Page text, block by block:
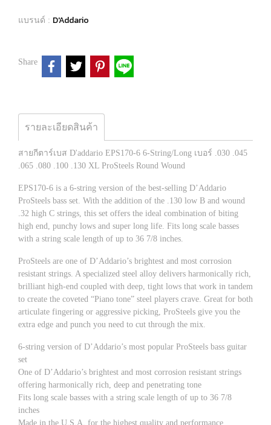
แบรนด์ : D'Addario
Share
รายละเอียดสินค้า
สายกีตาร์เบส D'addario EPS170-6 6-String/Long เบอร์ .030 .045
.065 .080 .100 .130 XL ProSteels Round Wound
EPS170-6 is a 6-string version of the best-selling D’Addario
ProSteels bass set. With the addition of the .130 low B and wound
.32 high C strings, this set offers the ideal combination of biting
high end, punchy lows and super long life. Fits long scale basses
with a string scale length of up to 36 7/8 inches.
ProSteels are one of D’Addario’s brightest and most corrosion
resistant strings. A specialized steel alloy delivers harmonically rich,
brilliant high-end coupled with deep, tight lows that work in tandem
to create the coveted “Piano tone” steel players crave. Great for both
articulate fingering or aggressive picking, ProSteels give you the
extra edge and punch you need to cut through the mix.
6-string version of D’Addario’s most popular ProSteels bass guitar
set
One of D’Addario’s brightest and most corrosion resistant strings
offering harmonically rich, deep and penetrating tone
Fits long scale basses with a string scale length of up to 36 7/8
inches
Made in the U.S.A. for the highest quality and performance